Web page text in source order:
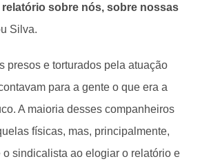
relatório sobre nós, sobre nossas
Silva.
presos e torturados pela atuação
para a gente o que era a
A maioria desses companheiros
físicas, mas, principalmente,
sindicalista ao elogiar o relatório e